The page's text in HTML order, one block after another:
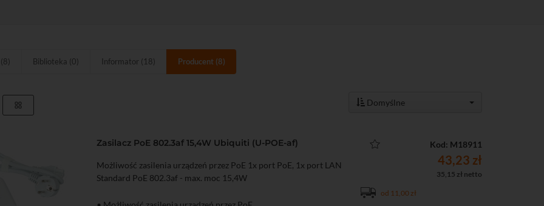
Biblioteka (0) Informator (18) Producent (8)
Domyślne
Zasilacz PoE 802.3af 15,4W Ubiquiti (U-POE-af)
Możliwość zasilenia urządzeń przez PoE 1x port PoE, 1x port LAN
Standard PoE 802.3af - max. moc 15,4W
Kod: M18911
43,23 zł
35,15 zł netto
od 11,00 zł